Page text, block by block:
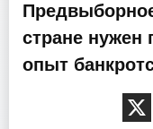
стране нужен
опыт